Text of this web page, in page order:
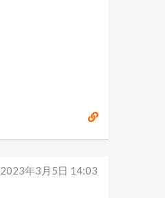
2023年3月5日 14:03